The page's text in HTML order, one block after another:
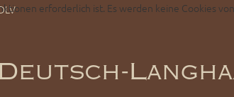
Deutsch-
erforderlich ist. Es werden keine Cookies